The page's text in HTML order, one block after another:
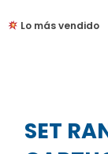
Lo más vendido
SET